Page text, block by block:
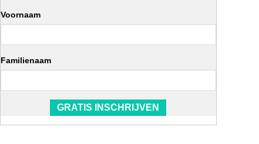
Voornaam
Familienaam
GRATIS INSCHRIJVEN